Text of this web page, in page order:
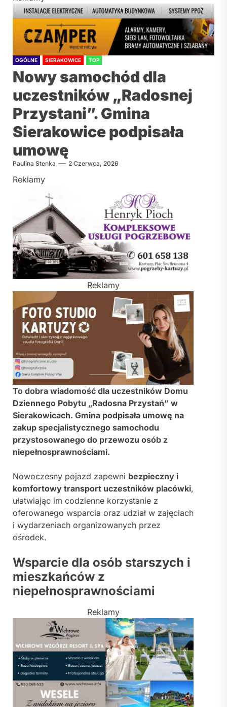
OGÓLNE SIERAKOWICE TOP
Nowy samochód dla
uczestników „Radosnej
Przystani”. Gmina
Sierakowice podpisała
umowę
Paulina Stenka 2 Czerwca, 2026
Reklamy
Reklamy
To dobra wiadomość dla uczestników Domu
Dziennego Pobytu „Radosna Przystań” w
Sierakowicach. Gmina podpisała umowę na
zakup specjalistycznego samochodu
przystosowanego do przewozu osób z
niepełnosprawnościami.
Nowoczesny pojazd zapewni bezpieczny i
komfortowy transport uczestników placówki,
ułatwiając im codzienne korzystanie z
oferowanego wsparcia oraz udział w zajęciach
i wydarzeniach organizowanych przez
ośrodek.
Wsparcie dla osób starszych i
mieszkańców z
niepełnosprawnościami
Reklamy